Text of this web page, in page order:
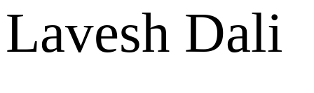
Lavesh Dali